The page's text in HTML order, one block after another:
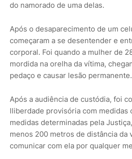
do namorado de uma delas.
Após o desaparecimento de um
começaram a se desentender e
corporal. Foi quando a mulher de
mordida na orelha da vítima,
pedaço e causar lesão permanente.
Após a audiência de custódia, foi
lliberdade provisória com medidas
medidas determinadas pela
menos 200 metros de distância da
comunicar com ela por qualquer